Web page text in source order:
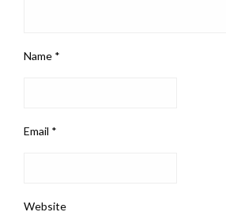
Name *
Email *
Website